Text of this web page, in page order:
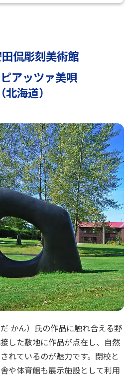
侃彫刻美術館
アッツァ美唄
（北海道）
かん）氏の作品に触れ合える野
した敷地に作品が点在し、自然
れているのが魅力です。閉校と
や体育館も展示施設として利用